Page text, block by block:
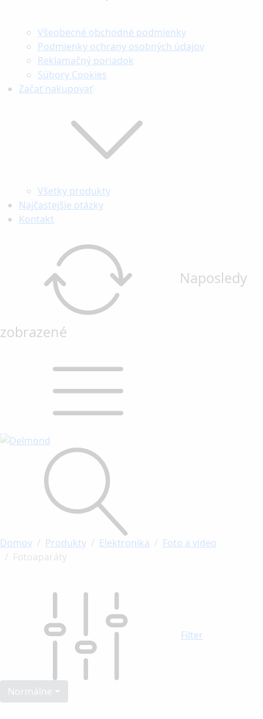
Všeobecné obchodné podmienky
Podmienky ochrany osobných údajov
Reklamačný poriadok
Súbory Cookies
Začať nakupovať
Všetky produkty
Najčastejšie otázky
Kontakt
Naposledy
zobrazené
Domov Produkty Elektronika
Foto a video
Fotoaparáty
Filter
Normálne